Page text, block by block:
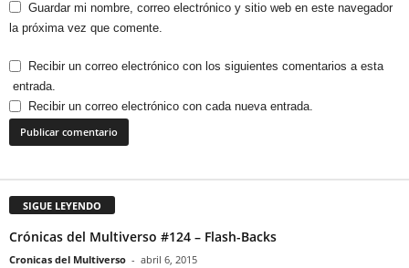
Guardar mi nombre, correo electrónico y sitio web en este navegador
la próxima vez que comente.
Recibir un correo electrónico con los siguientes comentarios a esta
entrada.
Recibir un correo electrónico con cada nueva entrada.
SIGUE LEYENDO
Crónicas del Multiverso #124 – Flash-Backs
Cronicas del Multiverso - abril 6, 2015